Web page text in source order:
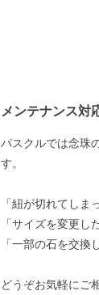
メンテナンス対
パスクルでは念珠
す。
「紐が切れてしま
「サイズを変更し
「一部の石を交換
どうぞお気軽にご